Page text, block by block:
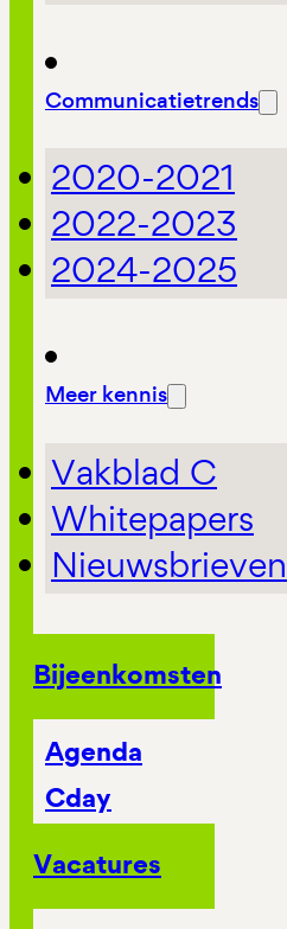
Communicatietrends
2020-2021
2022-2023
2024-2025
Meer kennis
Vakblad C
Whitepapers
Nieuwsbrieven
Bijeenkomsten
Agenda
Cday
Vacatures